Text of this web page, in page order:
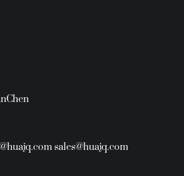
sales@huajq.com